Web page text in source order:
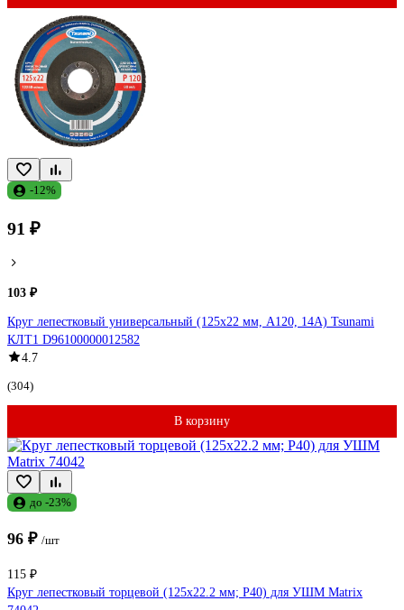
-12%
91 ₽
103 ₽
Круг лепестковый универсальный (125х22 мм, А120, 14А) Tsunami
КЛТ1 D96100000012582
4.7
(304)
В корзину
до -23%
96 ₽ /шт
115 ₽
Круг лепестковый торцевой (125х22.2 мм; P40) для УШМ Matrix